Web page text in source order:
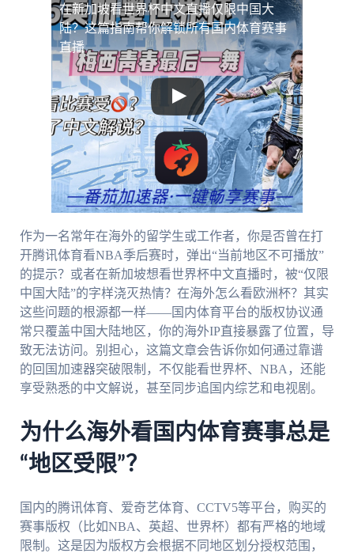
在新加坡看世界杯中文直播仅限中国大
陆？这篇指南帮你解锁所有国内体育赛事
直播
作为一名常年在海外的留学生或工作者，你是否曾在打
开腾讯体育看NBA季后赛时，弹出“当前地区不可播放”
的提示？或者在新加坡想看世界杯中文直播时，被“仅限
中国大陆”的字样浇灭热情？在海外怎么看欧洲杯？其实
这些问题的根源都一样——国内体育平台的版权协议通
常只覆盖中国大陆地区，你的海外IP直接暴露了位置，导
致无法访问。别担心，这篇文章会告诉你如何通过靠谱
的回国加速器突破限制，不仅能看世界杯、NBA，还能
享受熟悉的中文解说，甚至同步追国内综艺和电视剧。
为什么海外看国内体育赛事总是
“地区受限”？
国内的腾讯体育、爱奇艺体育、CCTV5等平台，购买的
赛事版权（比如NBA、英超、世界杯）都有严格的地域
限制。这是因为版权方会根据不同地区划分授权范围，